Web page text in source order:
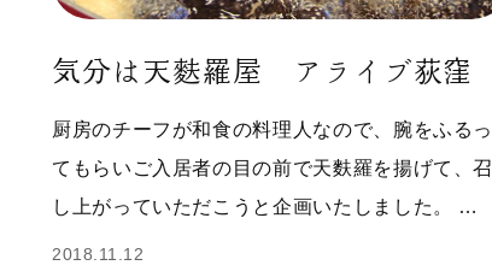
気分は天麩羅屋 アライブ荻窪
厨房のチーフが和食の料理人なので、腕をふるっ
てもらいご入居者の目の前で天麩羅を揚げて、召
し上がっていただこうと企画いたしました。 …
2018.11.12